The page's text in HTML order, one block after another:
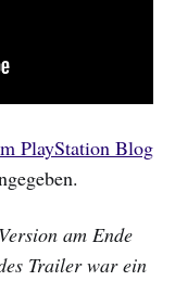
PlayStation Blog
am Ende
Trailer war ein